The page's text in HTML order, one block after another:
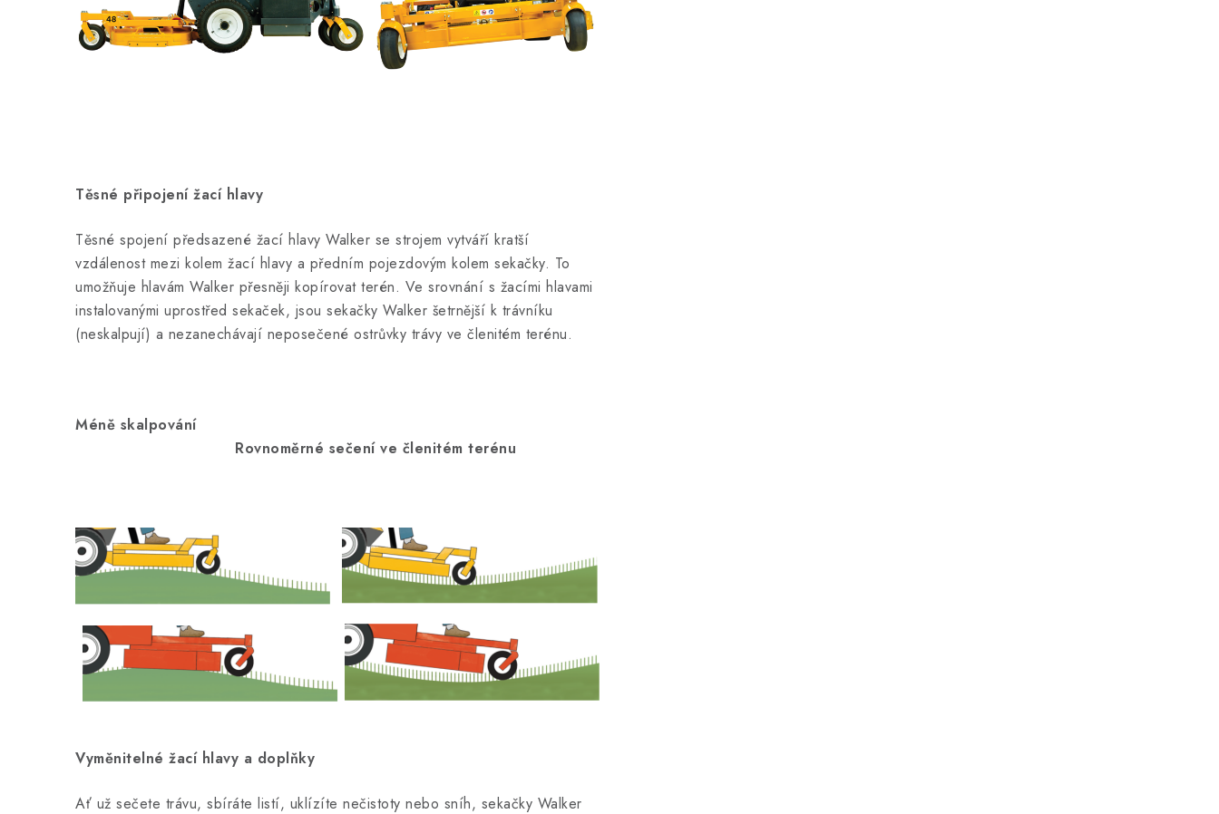
Těsné připojení žací hlavy
Těsné spojení předsazené žací hlavy Walker se strojem vytváří kratší
vzdálenost mezi kolem žací hlavy a předním pojezdovým kolem sekačky. To
umožňuje hlavám Walker přesněji kopírovat terén. Ve srovnání s žacími hlavami
instalovanými uprostřed sekaček, jsou sekačky Walker šetrnější k trávníku
(neskalpují) a nezanechávají neposečené ostrůvky trávy ve členitém terénu.
Méně skalpování
Rovnoměrné sečení ve členitém terénu
Vyměnitelné žací hlavy a doplňky
Ať už sečete trávu, sbíráte listí, uklízíte nečistoty nebo sníh, sekačky Walker